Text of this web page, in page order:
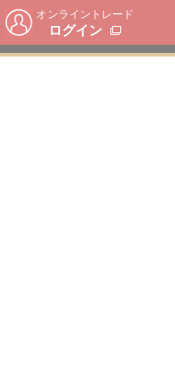
オンライントレード
ログイン